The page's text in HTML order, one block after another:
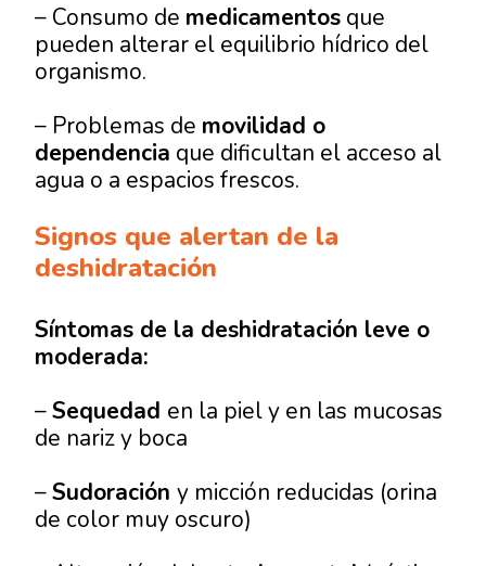
– Consumo de medicamentos que
pueden alterar el equilibrio hídrico del
organismo.
– Problemas de movilidad o
dependencia que dificultan el acceso al
agua o a espacios frescos.
Signos que alertan de la
deshidratación
Síntomas de la deshidratación leve o
moderada:
–Sequedad en la piel y en las mucosas
de nariz y boca
–Sudoracióny micción reducidas (orina
de color muy oscuro)